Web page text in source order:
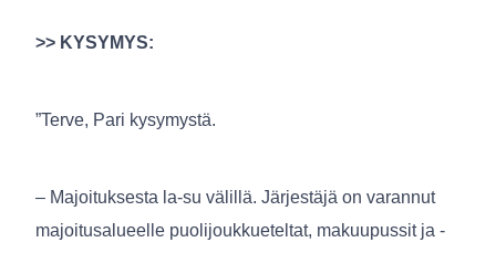
>> KYSYMYS:
”Terve, Pari kysymystä.
– Majoituksesta la-su välillä. Järjestäjä on varannut
majoitusalueelle puolijoukkueteltat, makuupussit ja -